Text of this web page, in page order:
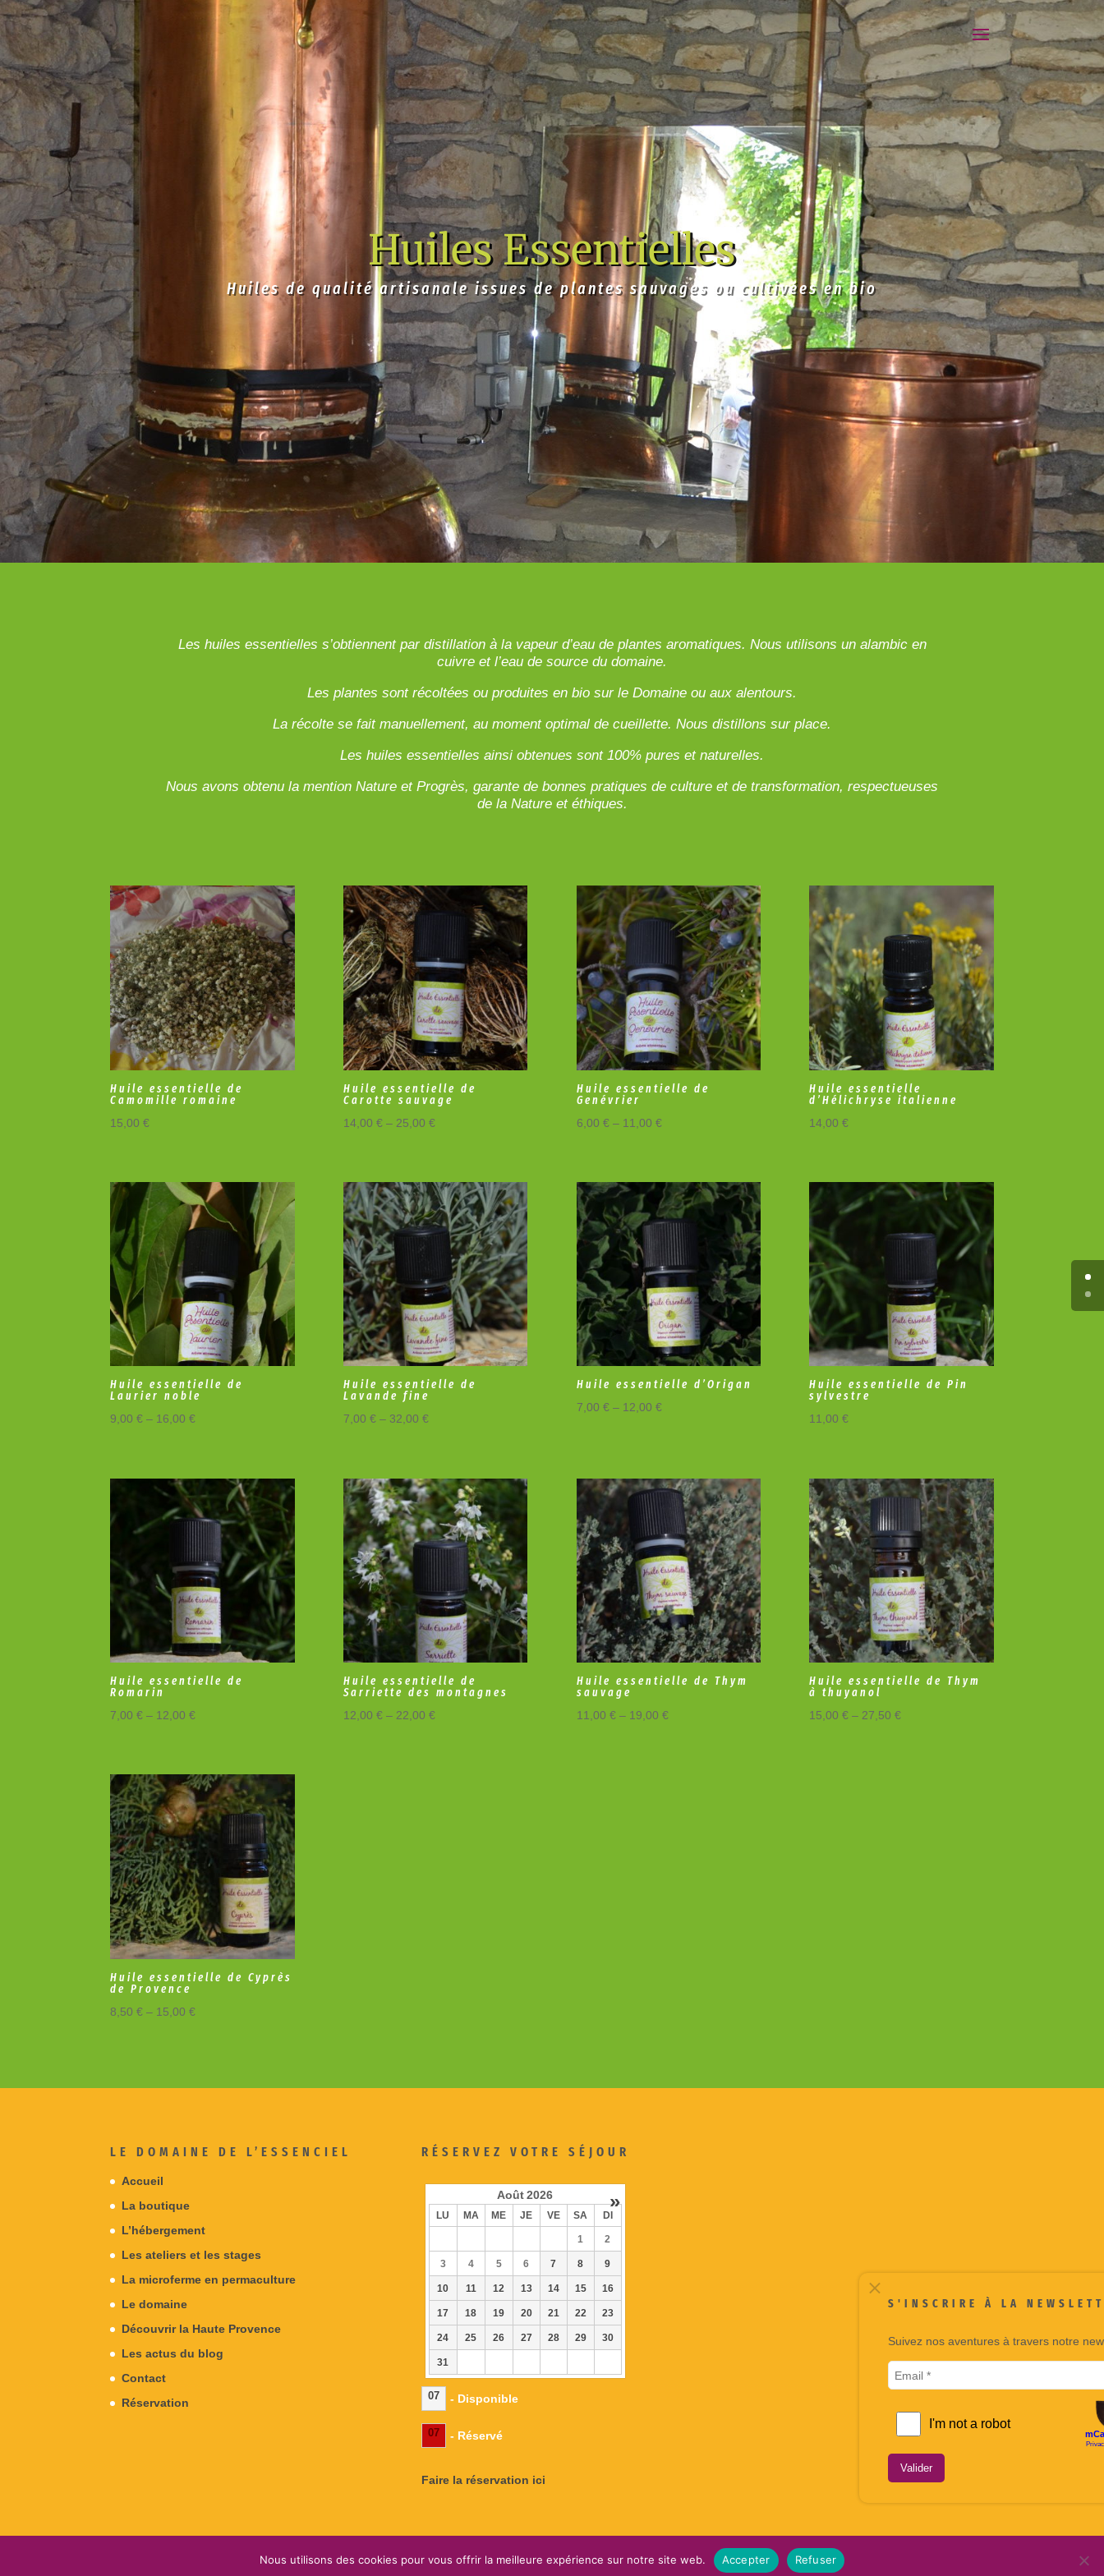
Huiles Essentielles
Huiles de qualité artisanale issues de plantes sauvages ou cultivées en bio
Les huiles essentielles s’obtiennent par distillation à la vapeur d’eau de plantes aromatiques. Nous utilisons un alambic en
cuivre et l’eau de source du domaine.
Les plantes sont récoltées ou produites en bio sur le Domaine ou aux alentours.
La récolte se fait manuellement, au moment optimal de cueillette. Nous distillons sur place.
Les huiles essentielles ainsi obtenues sont 100% pures et naturelles.
Nous avons obtenu la mention Nature et Progrès, garante de bonnes pratiques de culture et de transformation, respectueuses
de la Nature et éthiques.
Huile essentielle de
Camomille romaine
15,00€
Huile essentielle de
Carotte sauvage
14,00 €– 25,00 €
Huile essentielle de
Genévrier
6,00 €– 11,00 €
Huile essentielle
d’Hélichryse italienne
14,00€
Huile essentielle de
Laurier noble
9,00€ – 16,00€
Huile essentielle de
Lavande fine
7,00 €– 32,00 €
Huile essentielle d’Origan
7,00 €– 12,00 €
Huile essentielle de Pin
sylvestre
11,00€
Huile essentielle de
Romarin
7,00€ – 12,00€
Huile essentielle de
Sarriette des montagnes
12,00 €– 22,00 €
Huile essentielle de Thym
sauvage
11,00 €– 19,00 €
Huile essentielle de Thym
à thuyanol
15,00€ – 27,50€
Huile essentielle de Cyprès
de Provence
8,50€ – 15,00€
LE DOMAINE DE L’ESSENCIEL
Accueil
La boutique
L’hébergement
Les ateliers et les stages
La microferme en permaculture
Le domaine
Découvrir la Haute Provence
Les actus du blog
Contact
Réservation
RÉSERVEZ VOTRE SÉJOUR
»
Août 2026
LU MA ME JE VE SA DI
1 2
3 4 5 6 7 8 9
10 11 12 13 14 15 16
17 18 19 20 21 22 23
24 25 26 27 28 29 30
31
07 - Disponible
07 - Réservé
Faire la réservation ici
Camomille- Copyright le Domaine de l'EssenCiel -Mentions légales-Plan du site
S'INSCRIRE À LA NEWSLETTER
Suivez nos aventures à travers notre newsletter.
Nous utilisons des cookies pour vous offrir la meilleure expérience sur notre site web. Accepter Refuser